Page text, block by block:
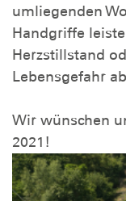
umliegenden
Handgriffe
Herzstillstand
Lebensgefahr
Wir wünschen
2021!